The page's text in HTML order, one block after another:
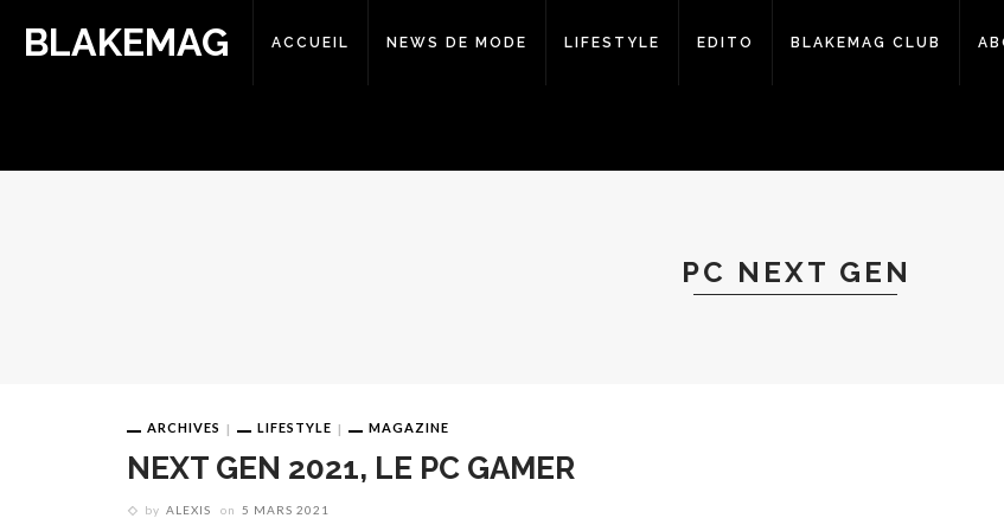
BLAKEMAG ACCUEIL NEWS DE MODE LIFESTYLE EDITO BLAKEMAG CLUB
PC NEXT GEN
ARCHIVES LIFESTYLE MAGAZINE
NEXT GEN 2021, LE PC GAMER
by ALEXIS on 5 MARS 2021